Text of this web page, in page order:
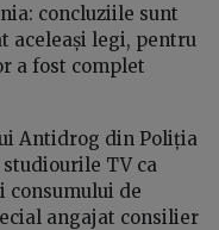
concluziile sunt
aceleași legi, pentru
a fost complet
Antidrog din Poliția
TV ca
consumului de
angajat consilier